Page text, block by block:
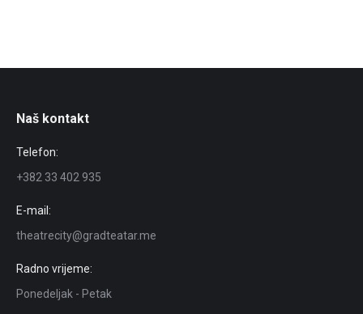
Naš kontakt
Telefon:
+382 33 402 935
E-mail:
theatrecity@gradteatar.me
Radno vrijeme:
Ponedeljak - Petak